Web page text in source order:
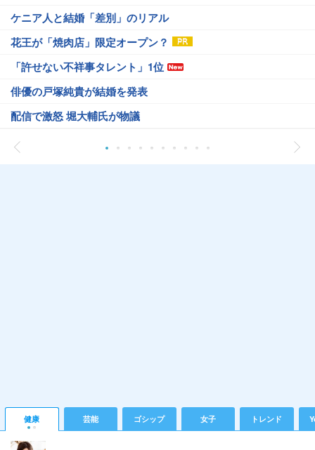
ケニア人と結婚「差別」のリアル
花王が「焼肉店」限定オープン？
「許せない不祥事タレント」1位
俳優の戸塚純貴が結婚を発表
配信で激怒 堀大輔氏が物議
健康 芸能 ゴシップ 女子 トレンド